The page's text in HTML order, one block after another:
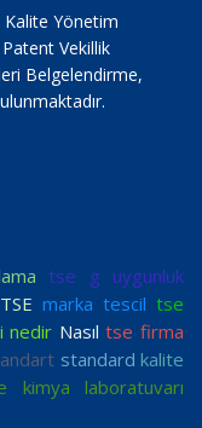
Kalite Yönetim
Vekillik
Belgelendirme,
tse g uygunluk
marka tescil tse
nedir Nasıl tse firma
standard kalite
kimya laboratuvarı